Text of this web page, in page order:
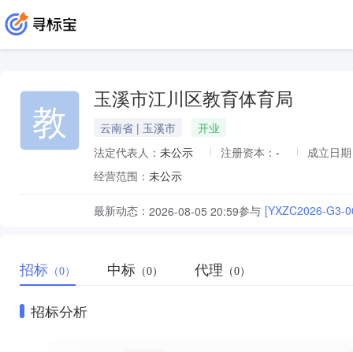
教 玉溪市江川区教育体育局
云南省 | 玉溪市
开业
法定代表人： 未公示 注册资本： -
成立日
经营范围： 未公示
最新动态： 2026-08-05 20:59参与 [YXZC2026-G3-
招标 （0） 中标 （0） 代理 （0）
招标分析